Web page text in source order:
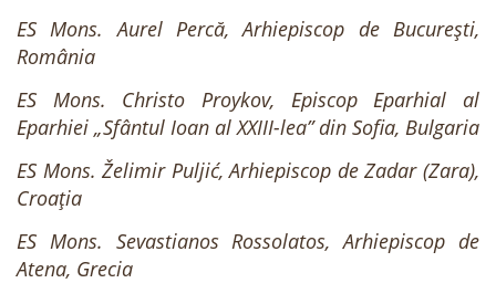
ES Mons. Aurel Percă, Arhiepiscop de București,
România
ES Mons. Christo Proykov, Episcop Eparhial al
Eparhiei „Sfântul Ioan al XXIII-lea” din Sofia, Bulgaria
ES Mons. Želimir Puljić, Arhiepiscop de Zadar (Zara),
Croația
ES Mons. Sevastianos Rossolatos, Arhiepiscop de
Atena, Grecia